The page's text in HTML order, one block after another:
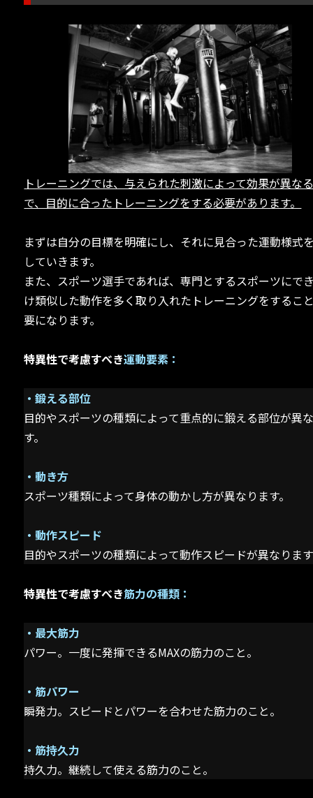
トレーニングでは、与えられた刺激によって効果が異な
で、目的に合ったトレーニングをする必要があります。
まずは自分の目標を明確にし、それに見合った運動様式
していきます。
また、スポーツ選手であれば、専門とするスポーツにで
け類似した動作を多く取り入れたトレーニングをするこ
要になります。
特異性で考慮すべき運動要素：
・鍛える部位
目的やスポーツの種類によって重点的に鍛える部位が異
す。
・動き方
スポーツ種類によって身体の動かし方が異なります。
・動作スピード
目的やスポーツの種類によって動作スピードが異なりま
特異性で考慮すべき筋力の種類：
・最大筋力
パワー。一度に発揮できるMAXの筋力のこと。
・筋パワー
瞬発力。スピードとパワーを合わせた筋力のこと。
・筋持久力
持久力。継続して使える筋力のこと。